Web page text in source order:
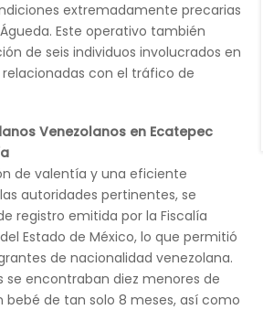
extremadamente precarias
Este operativo también
de seis individuos involucrados en
con el tráfico de
Venezolanos en Ecatepec
de valentía y una eficiente
autoridades pertinentes, se
registro emitida por la Fiscalía
Estado de México, lo que permitió
de nacionalidad venezolana.
se encontraban diez menores de
bebé de tan solo 8 meses, así como